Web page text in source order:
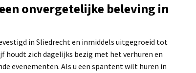
onvergetelijke beleving in
in Sliedrecht en inmiddels uitgegroeid tot
houdt zich dagelijks bezig met het verhuren en
evenementen. Als u een spantent wilt huren in